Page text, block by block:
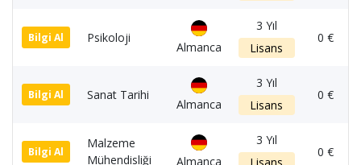
Bilgi Al Psikoloji
Almanca
3 Yıl
Lisans
0 €
Bilgi Al Sanat Tarihi
Almanca
3 Yıl
Lisans
0 €
Bilgi Al
Malzeme
Mühendisliği
Almanca
3 Yıl
0 €